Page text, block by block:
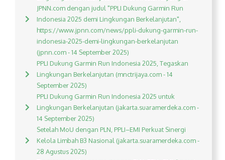
JPNN.com dengan judul "PPLI Dukung Garmin Run
Indonesia 2025 demi Lingkungan Berkelanjutan",
https://www.jpnn.com/news/ppli-dukung-garmin-run-
indonesia-2025-demi-lingkungan-berkelanjutan
(jpnn.com - 14 September 2025)
PPLI Dukung Garmin Run Indonesia 2025, Tegaskan
Lingkungan Berkelanjutan (mnctrijaya.com - 14
September 2025)
PPLI Dukung Garmin Run Indonesia 2025 untuk
Lingkungan Berkelanjutan (jakarta.suaramerdeka.com -
14 September 2025)
Setelah MoU dengan PLN, PPLI–EMI Perkuat Sinergi
Kelola Limbah B3 Nasional (jakarta.suaramerdeka.com -
28 Agustus 2025)